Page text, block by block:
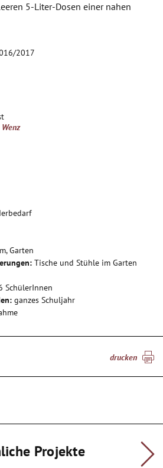
5-Liter-Dosen einer nahen
zu Nasen, alte Dosenöffner zu
Zaun gehängt und so zu einem
von außen gut sichtbar ist. Die
Köpfe ist aber nur ein Teil der
die vorwiegend
Weiteren ist geplant einen
mit den SchülerInnen zu bemalen.
2017
Garten
Tische und Stühle im Garten
SchülerInnen
ganzes Schuljahr
drucken
Projekte